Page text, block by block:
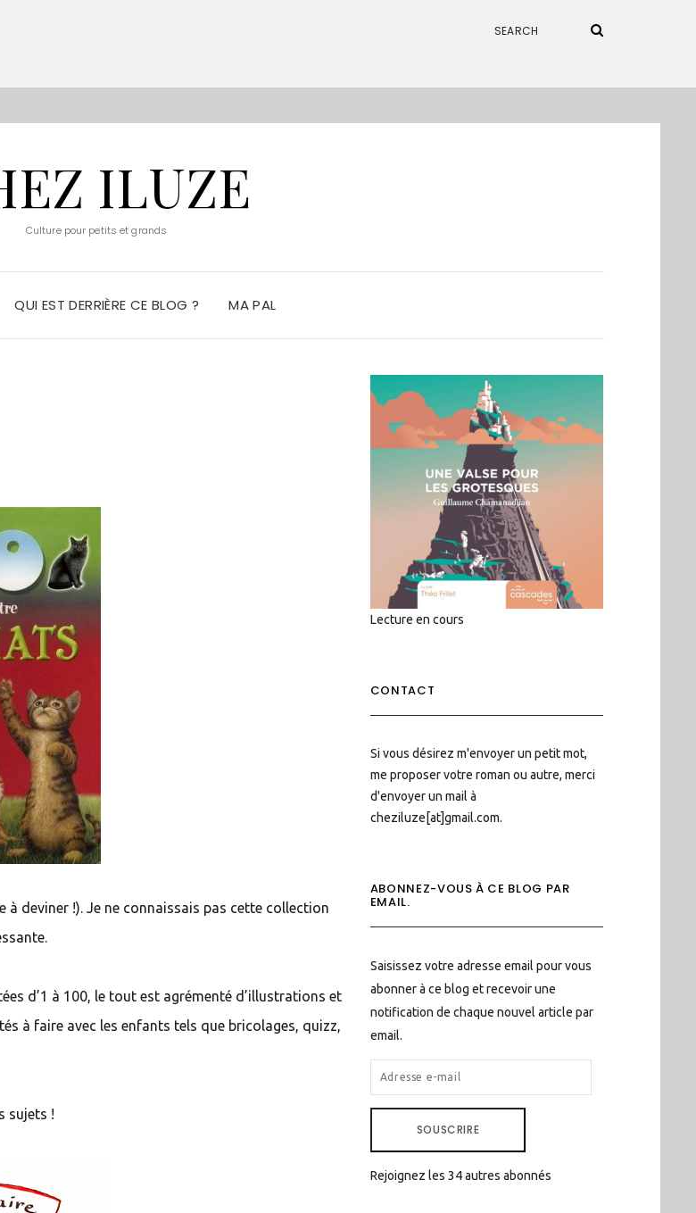
ILUZE
Culture pour petits et grands
QUI EST DERRIÈRE CE BLOG ? MA PAL
deviner !). Je ne connaissais pas cette collection
d’1 à 100, le tout est agrémenté d’illustrations et
à faire avec les enfants tels que bricolages, quizz,
sujets !
Lecture en cours
CONTACT
Si vous désirez m'envoyer un petit mot,
me proposer votre roman ou autre, merci
d'envoyer un mail à
cheziluze[at]gmail.com.
ABONNEZ-VOUS À CE BLOG PAR
EMAIL.
Saisissez votre adresse email pour vous
abonner à ce blog et recevoir une
notification de chaque nouvel article par
email.
ADRESSE
E-
SOUSCRIRE
Rejoignez les 34 autres abonnés